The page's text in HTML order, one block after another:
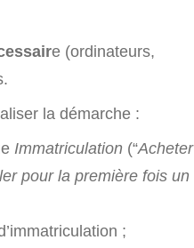
e (ordinateurs,
la démarche :
Immatriculation (“Acheter
pour la première fois un
;